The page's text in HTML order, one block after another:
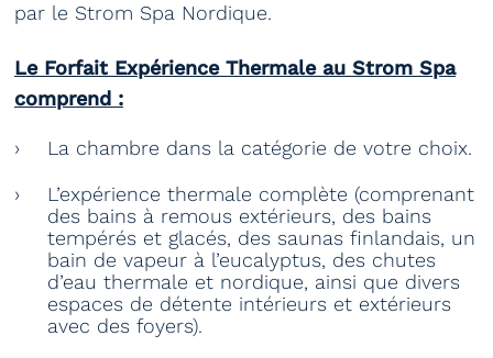
par le Strom Spa Nordique.
Le Forfait Expérience Thermale au Strom Spa
comprend :
La chambre dans la catégorie de votre choix.
L’expérience thermale complète (comprenant
des bains à remous extérieurs, des bains
tempérés et glacés, des saunas finlandais, un
bain de vapeur à l’eucalyptus, des chutes
d’eau thermale et nordique, ainsi que divers
espaces de détente intérieurs et extérieurs
avec des foyers).